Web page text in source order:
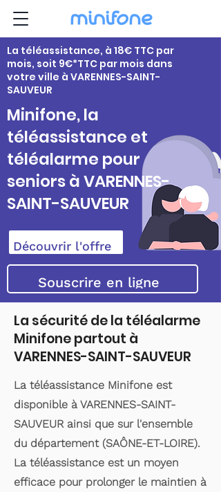
La téléassistance, à 18€ TTC par
mois, soit 9€*TTC par mois dans
votre ville à VARENNES-SAINT-
SAUVEUR
Minifone, la
téléassistance et
téléalarme pour
seniors à VARENNES-
SAINT-SAUVEUR
Découvrir l'offre
Souscrire en ligne
La sécurité de la téléalarme
Minifone partout à
VARENNES-SAINT-SAUVEUR
La téléassistance Minifone est
disponible à VARENNES-SAINT-
SAUVEUR ainsi que sur l'ensemble
du département (SAÔNE-ET-LOIRE).
La téléassistance est un moyen
efficace pour prolonger le maintien à